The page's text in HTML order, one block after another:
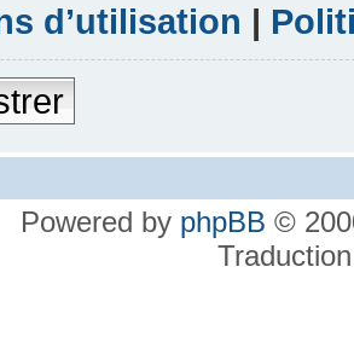
d’utilisation |
Powered by phpBB ©